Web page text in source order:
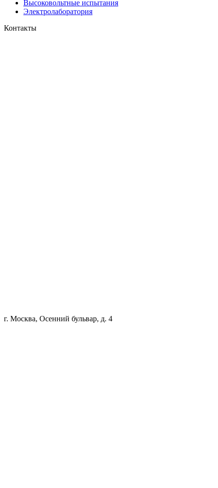
Высоковольтные испытания
Электролаборатория
Контакты
г. Москва, Осенний бульвар, д. 4